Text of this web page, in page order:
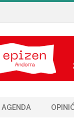
AGENDA